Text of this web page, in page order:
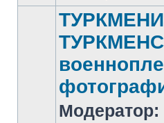
Модератор: